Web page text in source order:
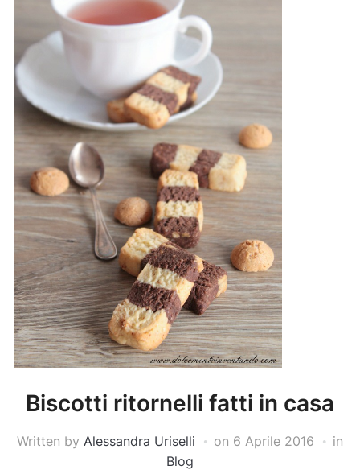
Biscotti ritornelli fatti in casa
Written by Alessandra Uriselli on 6 Aprile 2016
in
Blog